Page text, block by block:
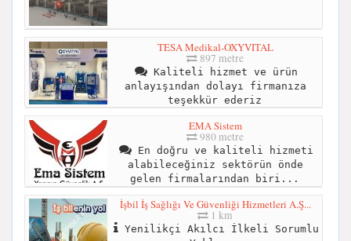
TESA Medikal-OXYVITAL
897 metre
Kaliteli hizmet ve ürün
anlayışından dolayı firmanıza
teşekkür ederiz
EMA Sistem
980 metre
En doğru ve kaliteli hizmeti
alabileceğiniz sektörün önde
gelen firmalarından biri...
İşbil İş Sağlığı Ve Güvenliği Hizmetleri A.Ş...
1 km
Yenilikçi Akılcı İlkeli Sorumlu